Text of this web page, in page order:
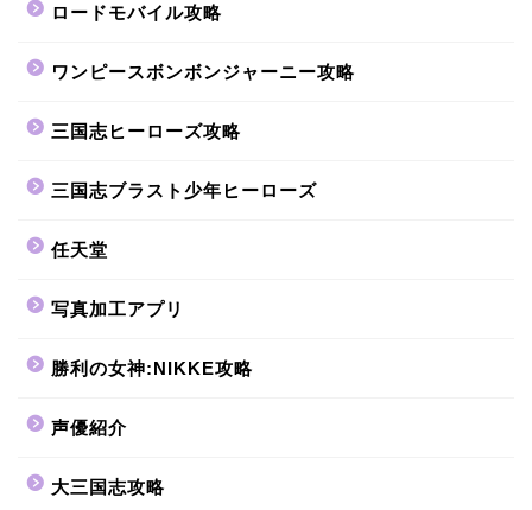
ロードモバイル攻略
ワンピースボンボンジャーニー攻略
三国志ヒーローズ攻略
三国志ブラスト少年ヒーローズ
任天堂
写真加工アプリ
勝利の女神:NIKKE攻略
声優紹介
大三国志攻略